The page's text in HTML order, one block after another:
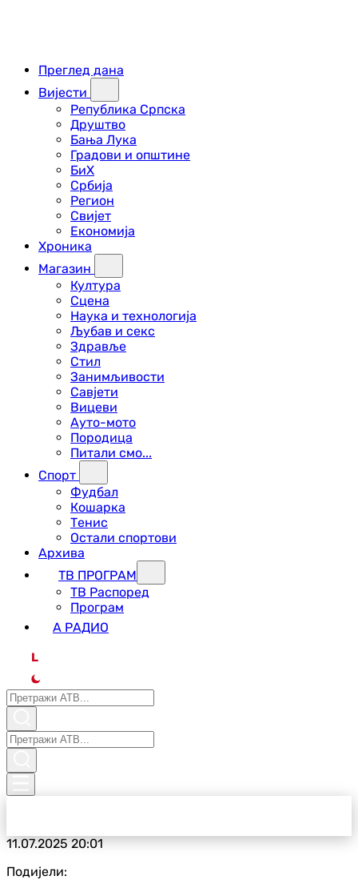
Преглед дана
Вијести
Република Српска
Друштво
Бања Лука
Градови и општине
БиХ
Србија
Регион
Свијет
Економија
Хроника
Магазин
Култура
Сцена
Наука и технологија
Љубав и секс
Здравље
Стил
Занимљивости
Савјети
Вицеви
Ауто-мото
Породица
Питали смо...
Спорт
Фудбал
Кошарка
Тенис
Остали спортови
Архива
ТВ ПРОГРАМ
ТВ Распоред
Програм
А РАДИО
L
11.07.202520:01
Подијели: